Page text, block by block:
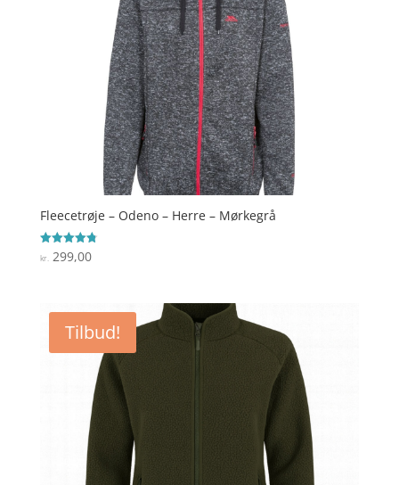
Fleecetrøje – Odeno – Herre – Mørkegrå
Vurderet
4.8
kr. 299,00
Tilbud!